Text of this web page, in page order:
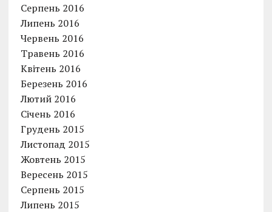
Серпень 2016
Липень 2016
Червень 2016
Травень 2016
Квітень 2016
Березень 2016
Лютий 2016
Січень 2016
Грудень 2015
Листопад 2015
Жовтень 2015
Вересень 2015
Серпень 2015
Липень 2015